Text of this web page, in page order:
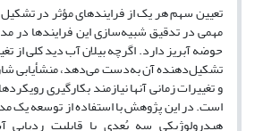
تعیین سهم هر یک از فرایندهای مؤثر در
مهمی در تدقیق شبیه‌­سازی این فرایندها در
حوضه­ آبریز دارد. اگرچه بیلان آب دید کلی از
تشکیل‌دهنده­ آن به‌دست می‌­دهد، منشأیابی
و تغییرات زمانی آنها نیازمند بکارگیری